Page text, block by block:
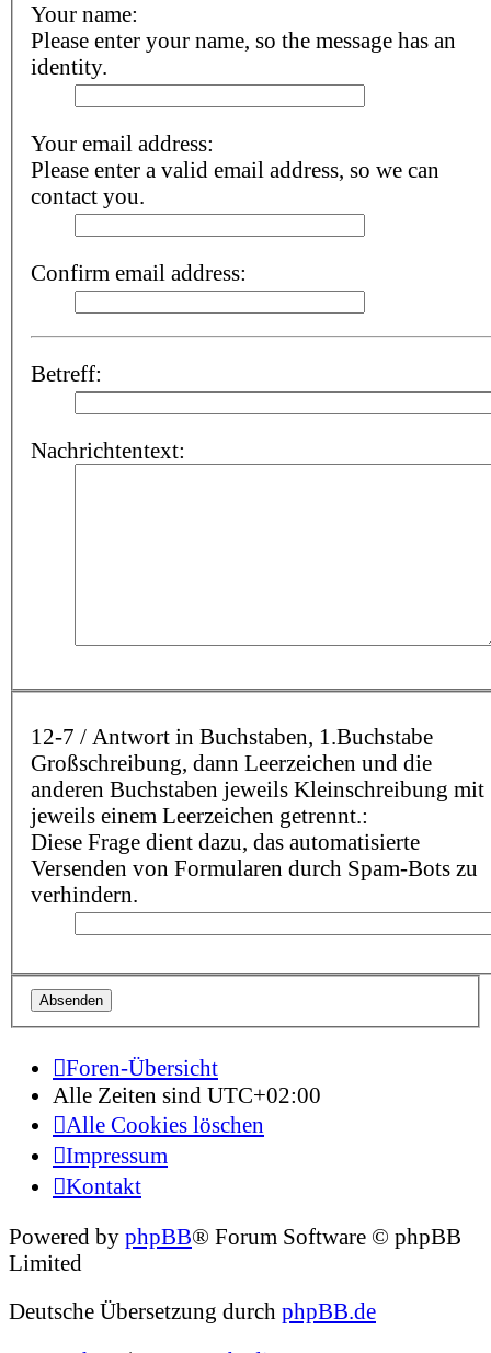
Your name:
Please enter your name, so the message has an
identity.
Your email address:
Please enter a valid email address, so we can
contact you.
Confirm email address:
Betreff:
Nachrichtentext:
12-7 / Antwort in Buchstaben, 1.Buchstabe
Großschreibung, dann Leerzeichen und die
anderen Buchstaben jeweils Kleinschreibung mit
jeweils einem Leerzeichen getrennt.:
Diese Frage dient dazu, das automatisierte
Versenden von Formularen durch Spam-Bots zu
verhindern.
Foren-Übersicht
Alle Zeiten sind UTC+02:00
Alle Cookies löschen
Impressum
Kontakt
Powered by phpBB® Forum Software © phpBB
Limited
Deutsche Übersetzung durch phpBB.de